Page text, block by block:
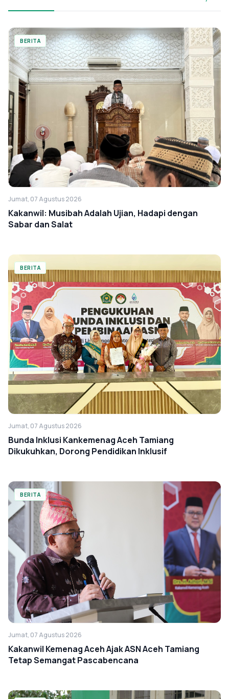
BERITA
Jumat, 07 Agustus 2026
Kakanwil: Musibah Adalah Ujian, Hadapi dengan
Sabar dan Salat
BERITA
Jumat, 07 Agustus 2026
Bunda Inklusi Kankemenag Aceh Tamiang
Dikukuhkan, Dorong Pendidikan Inklusif
BERITA
Jumat, 07 Agustus 2026
Kakanwil Kemenag Aceh Ajak ASN Aceh Tamiang
Tetap Semangat Pascabencana